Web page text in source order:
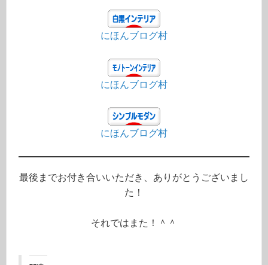
にほんブログ村
にほんブログ村
にほんブログ村
最後までお付き合いいただき、ありがとうございまし
た！
それではまた！＾＾